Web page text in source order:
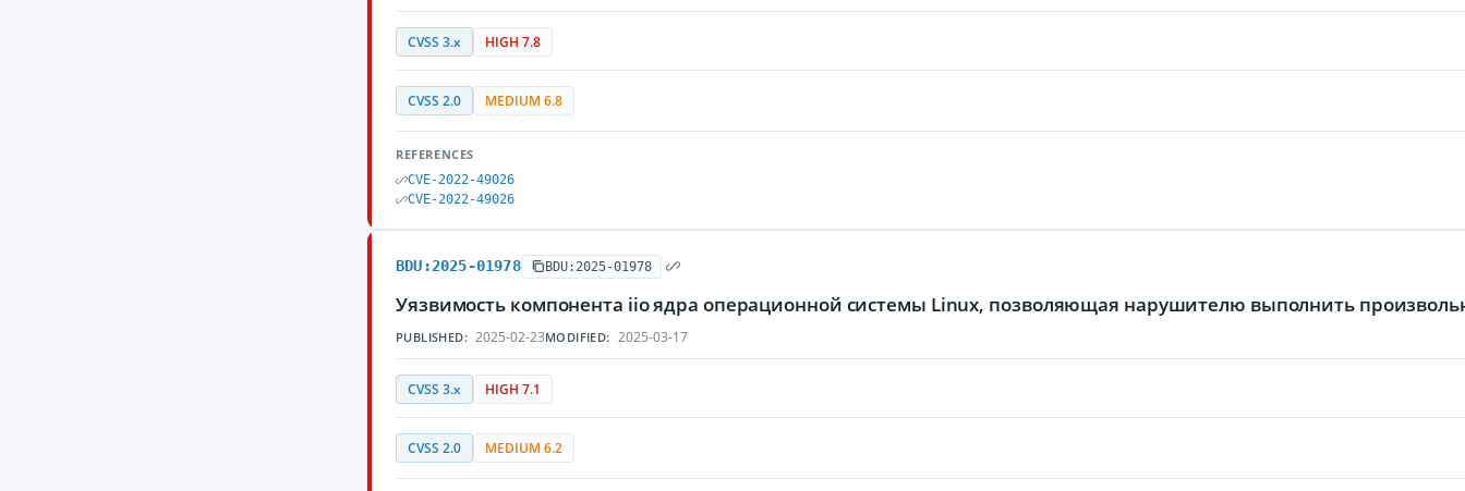
CVSS 3.x HIGH 7.8
CVSS 2.0 MEDIUM 6.8
REFERENCES
CVE-2022-49026
CVE-2022-49026
BDU:2025-01978 BDU:2025-01978
Уязвимость компонента iio ядра операционной системы Linux, позволяющая нарушителю выполнить
PUBLISHED: 2025-02-23MODIFIED: 2025-03-17
CVSS 3.x HIGH 7.1
CVSS 2.0 MEDIUM 6.2